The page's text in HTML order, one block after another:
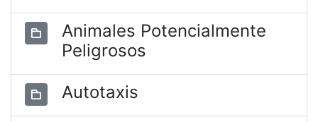
Animales Potencialmente
Peligrosos
Autotaxis